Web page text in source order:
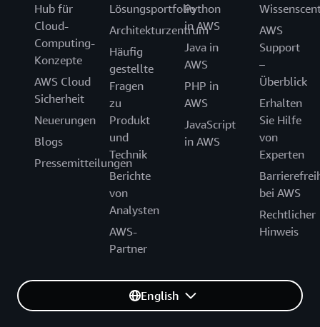
Hub für
Cloud-
Computing-
Konzepte
AWS Cloud
Sicherheit
Neuerungen
Blogs
Pressemitteilungen
Lösungsportfolio
Architekturzentrum
Häufig
gestellte
Fragen
zu
Produkt
und
Technik
Berichte
von
Analysten
AWS-
Partner
Python
in AWS
Java in
AWS
PHP in
AWS
JavaScript
in AWS
AWS
Support
–
Überblick
Erhalten
Sie Hilfe
von
Experten
bei AWS
Rechtlicher
Hinweis
English